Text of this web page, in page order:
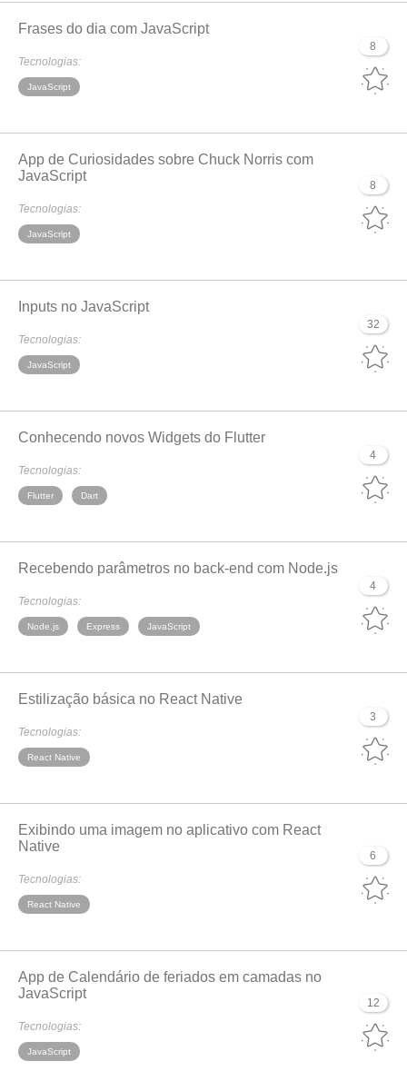
8
Frases do dia com JavaScript
Tecnologias:
JavaScript
8
App de Curiosidades sobre Chuck Norris com
JavaScript
Tecnologias:
JavaScript
32
Inputs no JavaScript
Tecnologias:
JavaScript
4
Conhecendo novos Widgets do Flutter
Tecnologias:
Flutter Dart
4
Recebendo parâmetros no back-end com Node.js
Tecnologias:
Node.js Express JavaScript
3
Estilização básica no React Native
Tecnologias:
React Native
6
Exibindo uma imagem no aplicativo com React
Native
Tecnologias:
React Native
12
App de Calendário de feriados em camadas no
JavaScript
Tecnologias:
JavaScript